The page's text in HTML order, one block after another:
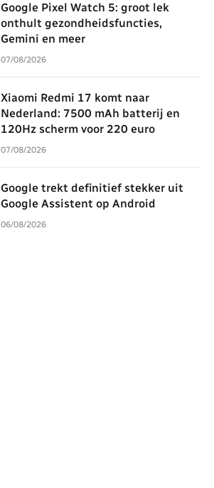
Google Pixel Watch 5: groot lek
onthult gezondheidsfuncties,
Gemini en meer
07/08/2026
Xiaomi Redmi 17 komt naar
Nederland: 7500 mAh batterij en
120Hz scherm voor 220 euro
07/08/2026
Google trekt definitief stekker uit
Google Assistent op Android
06/08/2026